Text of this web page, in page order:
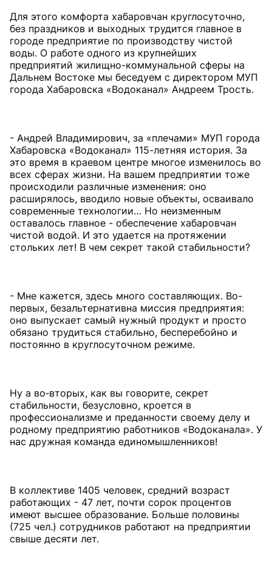
Для этого комфорта хабаровчан круглосуточно,
без праздников и выходных трудится главное в
городе предприятие по производству чистой
воды. О работе одного из крупнейших
предприятий жилищно-коммунальной сферы на
Дальнем Востоке мы беседуем с директором МУП
города Хабаровска «Водоканал» Андреем Трость.
- Андрей Владимирович, за «плечами» МУП города
Хабаровска «Водоканал» 115-летняя история. За
это время в краевом центре многое изменилось во
всех сферах жизни. На вашем предприятии тоже
происходили различные изменения: оно
расширялось, вводило новые объекты, осваивало
современные технологии… Но неизменным
оставалось главное - обес­печение хабаровчан
чистой водой. И это удается на протяжении
стольких лет! В чем секрет такой стабильности?
- Мне кажется, здесь много составляющих. Во-
первых, безальтернативна миссия предприятия:
оно выпускает самый нужный продукт и просто
обязано трудиться стабильно, бесперебойно и
постоянно в круглосуточном режиме.
Ну а во‑вторых, как вы говорите, секрет
стабильности, без­условно, кроется в
профессионализме и преданности своему делу и
родному предприятию работников «Водоканала». У
нас дружная команда единомышленников!
В коллективе 1405 человек, средний возраст
работающих - 47 лет, почти сорок процентов
имеют высшее образование. Больше половины
(725 чел.) сотрудников работают на предприятии
свыше десяти лет.